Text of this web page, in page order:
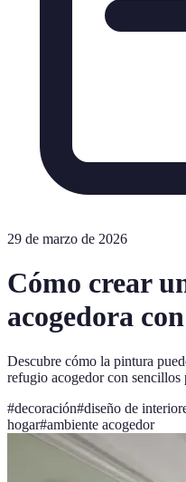
29 de marzo de 2026
Cómo crear
acogedora
Descubre cómo la pintura
refugio acogedor con sencillos
#decoración#diseño de
hogar#ambiente acogedor